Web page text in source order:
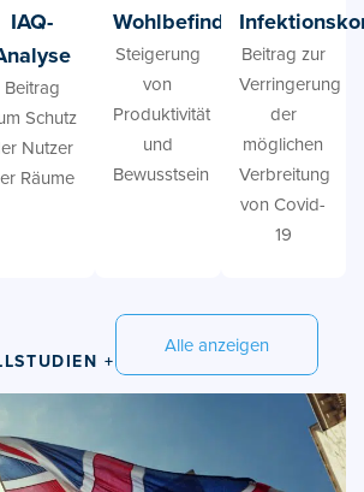
IAQ-
Beitrag
Schutz
Nutzer
Räume
Wohlbefinden
Steigerung
von
Produktivität
und
Bewusstsein
Beitrag zur
Verringerung
der
möglichen
Verbreitung
von Covid-
19
+
Alle anzeigen